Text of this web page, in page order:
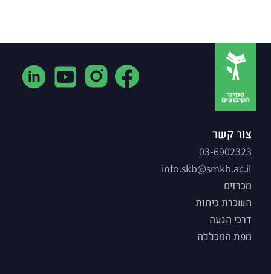
צור קשר
03-6902323
info.skb@smkb.ac.il
מכרזים
השכרת כיתות
דרכי הגעה
מפת המכללה